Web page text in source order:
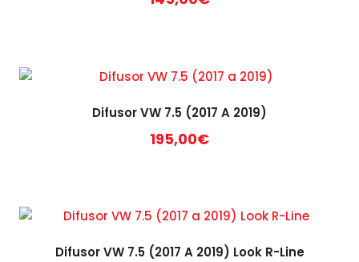
Difusor VW 7.5 (2017 A 2019)
195,00€
Difusor VW 7.5 (2017 A 2019) Look R-Line